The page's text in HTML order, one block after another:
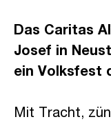
Das Caritas
Josef in
ein Volksfest
Mit Tracht,